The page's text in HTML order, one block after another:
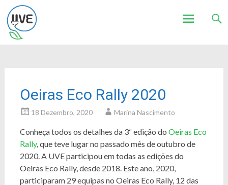
Oeiras Eco Rally 2020
18 Dezembro, 2020 Marina Nascimento
Conheça todos os detalhes da 3ª edição do Oeiras Eco
Rally, que teve lugar no passado mês de outubro de
2020. A UVE participou em todas as edições do
Oeiras Eco Rally, desde 2018. Este ano, 2020,
participaram 29 equipas no Oeiras Eco Rally, 12 das